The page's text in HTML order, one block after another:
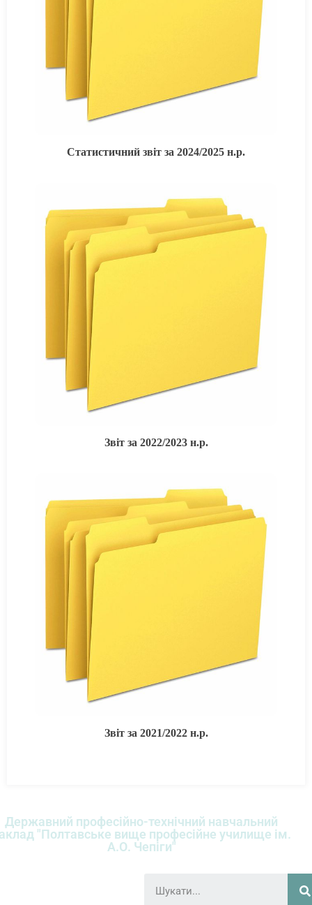
Статистичний звіт за 2024/2025 н.р.
Звіт за 2022/2023 н.р.
Звіт за 2021/2022 н.р.
Державний професійно-технічний навчальний
"Полтавське вище професійне училище ім.
А.О. Чепіги"